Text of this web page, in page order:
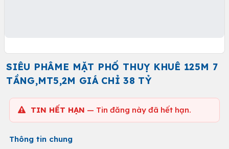
SIÊU PHÂME MẶT PHỐ THUỴ KHUÊ 125M 7
TẦNG,MT5,2M GIÁ CHỈ 38 TỶ
TIN HẾT HẠN — Tin đăng này đã hết hạn.
Thông tin chung